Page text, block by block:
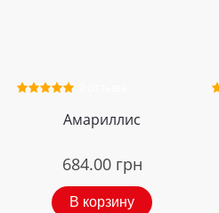
Амариллис
684.00 грн
В корзину